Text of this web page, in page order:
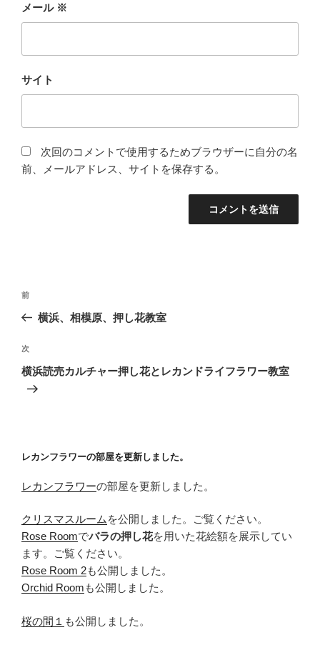
メール ※
サイト
次回のコメントで使用するためブラウザーに自分の名
前、メールアドレス、サイトを保存する。
投
ナ
ビ
ゲ
ー
前
の
稿
前
横浜、相模原、押し花教室
次
の
次
横浜読売カルチャー押し花とレカンドライフラワー教室
レカンフラワーの部屋を更新しました。
レカンフラワーの部屋を更新しました。
クリスマスルーム を公開しました。ご覧ください。
Rose Roomでバラの押し花を用いた花絵額を展示してい
ます。ご覧ください。
Rose Room 2も公開しました。
Orchid Room も公開しました。
桜の間１ も公開しました。